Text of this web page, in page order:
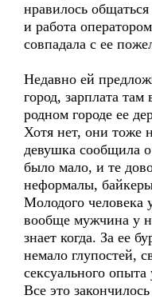
нравилось
и работа
совпадала с ее
Недавно ей
город, зарплата
родном городе ее
Хотя нет, они тоже
девушка сообщила
было мало, и те
неформалы,
Молодого человека
вообще мужчина у
знает когда. За ее
немало глупостей,
сексуального
Все это